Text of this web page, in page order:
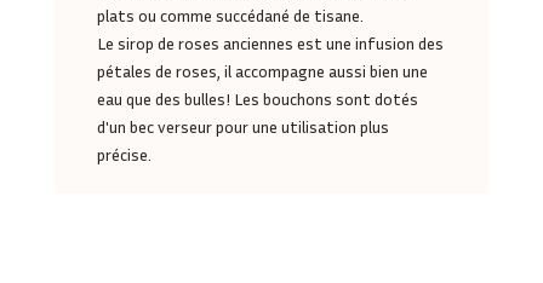
plats ou comme succédané de tisane.
Le sirop de roses anciennes est une infusion des
pétales de roses, il accompagne aussi bien une
eau que des bulles! Les bouchons sont dotés
d'un bec verseur pour une utilisation plus
précise.